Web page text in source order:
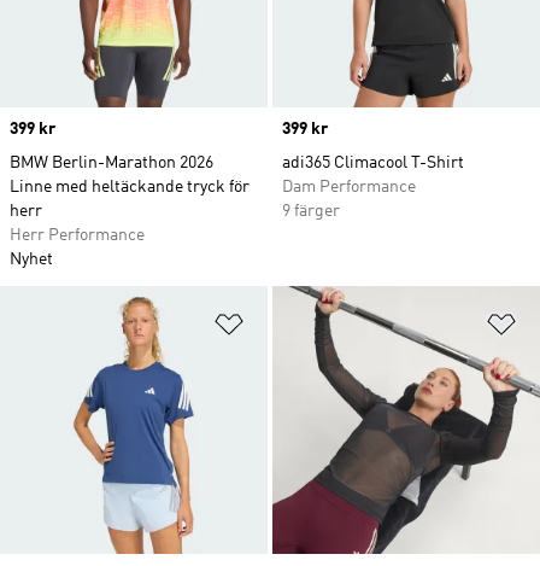
Price
399 kr
BMW Berlin-Marathon 2026
Linne med heltäckande tryck för
herr
Herr Performance
Nyhet
Price
399 kr
adi365 Climacool T-Shirt
Dam Performance
9 färger
Lägg till på önskelistan